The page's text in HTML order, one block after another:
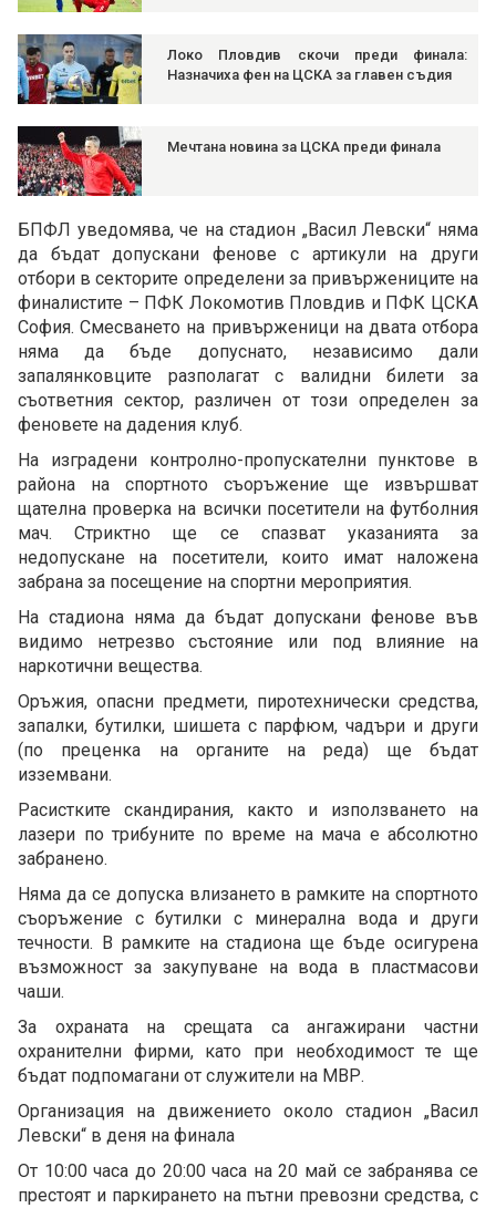
Локо Пловдив скочи преди финала:
Назначиха фен на ЦСКА за главен съдия
Мечтана новина за ЦСКА преди финала
БПФЛ уведомява, че на стадион „Васил Левски“ няма
да бъдат допускани фенове с артикули на други
отбори в секторите определени за привържениците на
финалистите – ПФК Локомотив Пловдив и ПФК ЦСКА
София. Смесването на привърженици на двата отбора
няма да бъде допуснато, независимо дали
запалянковците разполагат с валидни билети за
съответния сектор, различен от този определен за
феновете на дадения клуб.
На изградени контролно-пропускателни пунктове в
района на спортното съоръжение ще извършват
щателна проверка на всички посетители на футболния
мач. Стриктно ще се спазват указанията за
недопускане на посетители, които имат наложена
забрана за посещение на спортни мероприятия.
На стадиона няма да бъдат допускани фенове във
видимо нетрезво състояние или под влияние на
наркотични вещества.
Оръжия, опасни предмети, пиротехнически средства,
запалки, бутилки, шишета с парфюм, чадъри и други
(по преценка на органите на реда) ще бъдат
изземвани.
Расистките скандирания, както и използването на
лазери по трибуните по време на мача е абсолютно
забранено.
Няма да се допуска влизането в рамките на спортното
съоръжение с бутилки с минерална вода и други
течности. В рамките на стадиона ще бъде осигурена
възможност за закупуване на вода в пластмасови
чаши.
За охраната на срещата са ангажирани частни
охранителни фирми, като при необходимост те ще
бъдат подпомагани от служители на МВР.
Организация на движението около стадион „Васил
Левски“ в деня на финала
От 10:00 часа до 20:00 часа на 20 май се забранява се
престоят и паркирането на пътни превозни средства, с